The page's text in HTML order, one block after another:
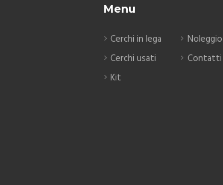
Menu
Cerchi in lega
Cerchi usati
Kit
Noleggio
Contatti